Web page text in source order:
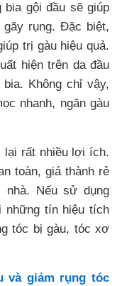
bia gội đầu sẽ giúp
gãy rụng. Đặc biệt,
trị gàu hiệu quả.
hiện trên da đầu
Không chỉ vậy,
nhanh, ngăn gàu
lại rất nhiều lợi ích.
toàn, giá thành rẻ
nhà. Nếu sử dụng
những tín hiệu tích
tóc bị gàu, tóc xơ
và giảm rụng tóc